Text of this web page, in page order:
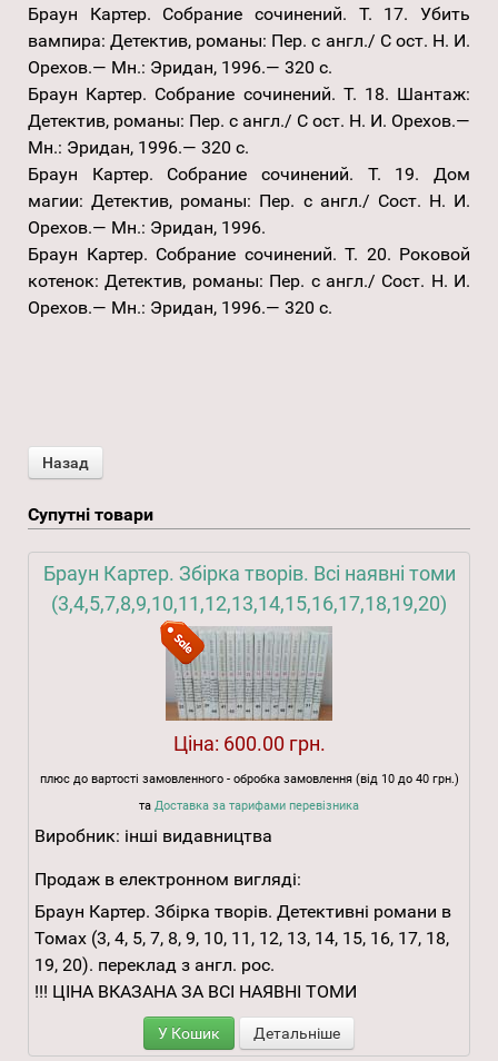
Браун Картер. Собрание сочинений. Т. 17. Убить
вампира: Детектив, романы: Пер. с англ./ С ост. Н. И.
Орехов.— Мн.: Эридан, 1996.— 320 с.
Браун Картер. Собрание сочинений. Т. 18. Шантаж:
Детектив, романы: Пер. с англ./ С ост. Н. И. Орехов.—
Мн.: Эридан, 1996.— 320 с.
Браун Картер. Собрание сочинений. Т. 19. Дом
магии: Детектив, романы: Пер. с англ./ Сост. Н. И.
Орехов.— Мн.: Эридан, 1996.
Браун Картер. Собрание сочинений. Т. 20. Роковой
котенок: Детектив, романы: Пер. с англ./ Сост. Н. И.
Орехов.— Мн.: Эридан, 1996.— 320 с.
Супутні товари
Браун Картер. Збірка творів. Всі наявні томи
(3,4,5,7,8,9,10,11,12,13,14,15,16,17,18,19,20)
Ціна: 600.00 грн.
плюс до вартості замовленного - обробка замовлення (від 10 до 40 грн.)
та Доставка за тарифами перевізника
Виробник: інші видавництва
Продаж в електронном вигляді:
Браун Картер. Збірка творів. Детективні романи в
Томах (3, 4, 5, 7, 8, 9, 10, 11, 12, 13, 14, 15, 16, 17, 18,
19, 20). переклад з англ. рос.
!!! ЦІНА ВКАЗАНА ЗА ВСІ НАЯВНІ ТОМИ
У Кошик Детальніше